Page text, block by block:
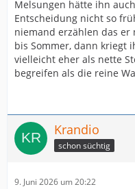
Melsungen hätte ihn
Entscheidung nicht so
niemand erzählen das er
bis Sommer, dann kriegt
vielleicht eher als nette
begreifen als die reine
Krandio
schon süchtig
9. Juni 2026 um 20:22